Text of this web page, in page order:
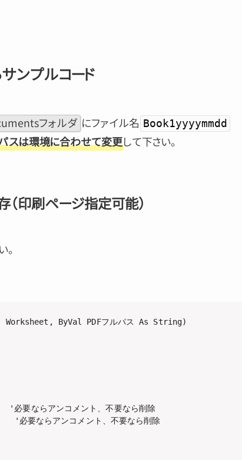
ンプルコード
フォルダ にファイル名 Book1yyyymmdd
スは環境に合わせて変更して下さい。
印刷ページ指定可能）
。
Worksheet, ByVal PDFフルパス As String)
ンコメント、不要なら削除
必要ならアンコメント、不要なら削除